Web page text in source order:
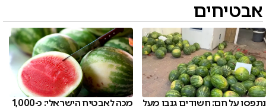
אבטיחים
נתפסו על חם: חשודים גנבו מעל
מכה לאבטיח הישראלי: כ-1,000